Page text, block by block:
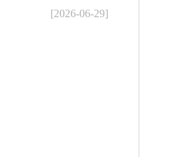
[2026-06-29]